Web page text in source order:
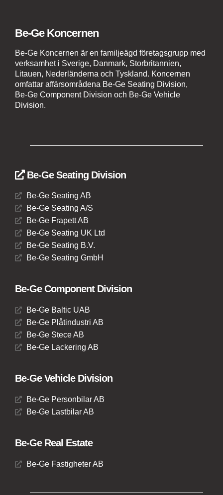
Be-Ge Koncernen
Be-Ge Koncernen är en familjeägd företagsgrupp med
verksamhet i Sverige, Danmark, Storbritannien,
Litauen, Nederländerna och Tyskland. Koncernen
omfattar affärsområdena Be-Ge Seating Division,
Be-Ge Component Division och Be-Ge Vehicle
Division.
Be-Ge Seating Division
Be-Ge Seating AB
Be-Ge Seating A/S
Be-Ge Frapett AB
Be-Ge Seating UK Ltd
Be-Ge Seating B.V.
Be-Ge Seating GmbH
Be-Ge Component Division
Be-Ge Baltic UAB
Be-Ge Plåtindustri AB
Be-Ge Stece AB
Be-Ge Lackering AB
Be-Ge Vehicle Division
Be-Ge Personbilar AB
Be-Ge Lastbilar AB
Be-Ge Real Estate
Be-Ge Fastigheter AB